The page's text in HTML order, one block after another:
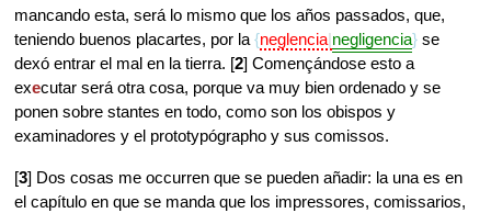
mancando esta, será lo mismo que los años passados, que,
teniendo buenos placartes, por la neglencia negligencia se
dexó entrar el mal en la tierra. [2] Començándose esto a
executar será otra cosa, porque va muy bien ordenado y se
ponen sobre stantes en todo, como son los obispos y
examinadores y el prototypógrapho y sus comissos.
[3] Dos cosas me occurren que se pueden añadir: la una es en
el capítulo en que se manda que los impressores, comissarios,